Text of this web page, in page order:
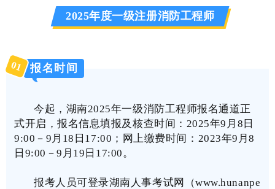
2025年度一级注册消防工程师
01 报名时间
今起，湖南2025年一级消防工程师报名通道正
式开启 ，报名信息填报及核查时间：2025年9月8日
9:00－9月18日17:00；网上缴费时间：2023年9月8
日9:00－9月19日17:00。
报考人员可登录湖南人事考试网（www.hunanpe